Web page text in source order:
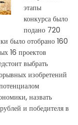
этапы
конкурса было
подано 720
было отобрано 160
16 проектов
выбрать
изобретений
назвать
и победителя в